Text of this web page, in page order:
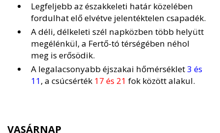
Legfeljebb az északkeleti határ közelében
fordulhat elő elvétve jelentéktelen csapadék.
A déli, délkeleti szél napközben több helyütt
megélénkül, a Fertő-tó térségében néhol
meg is erősödik.
A legalacsonyabb éjszakai hőmérséklet3 és
11, a csúcsérték 17 és 21 fok között alakul.
VASÁRNAP